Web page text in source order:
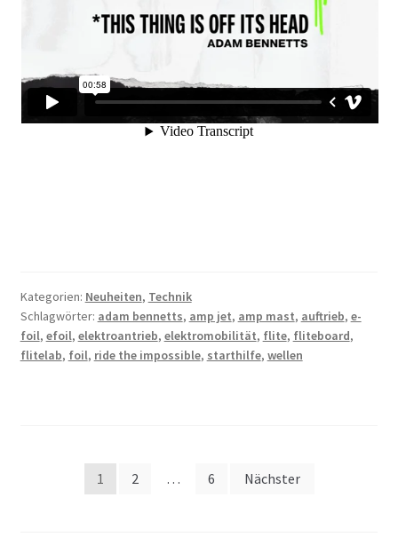
Kategorien: Neuheiten, Technik
Schlagwörter: adam bennetts, amp jet, amp mast, auftrieb, e-
foil, efoil, elektroantrieb, elektromobilität, flite, fliteboard,
flitelab, foil, ride the impossible, starthilfe, wellen
Beitragsnavigation
1 2 … 6 Nächster